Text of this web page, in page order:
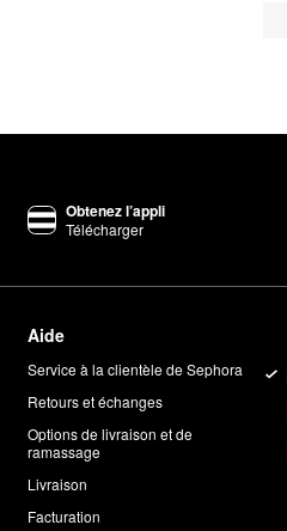
Obtenez l’appli
Télécharger
Aide
Service à la clientèle de Sephora
Retours et échanges
Options de livraison et de
ramassage
Livraison
Facturation